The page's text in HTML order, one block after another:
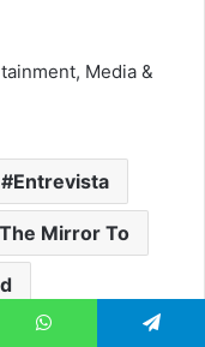
Media &
Entrevista
Mirror To